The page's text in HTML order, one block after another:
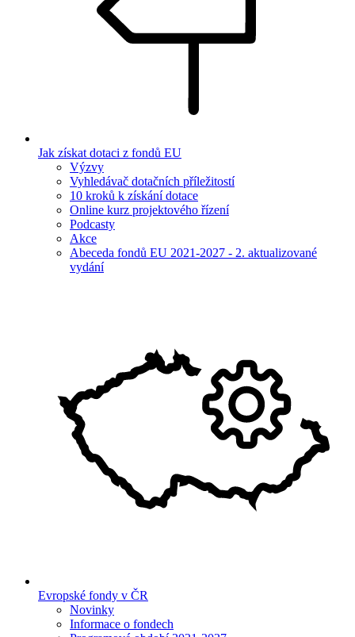
Jak získat dotaci z fondů EU
Výzvy
Vyhledávač dotačních příležitostí
10 kroků k získání dotace
Online kurz projektového řízení
Podcasty
Akce
Abeceda fondů EU 2021-2027 - 2. aktualizované
vydání
Evropské fondy v ČR
Novinky
Informace o fondech